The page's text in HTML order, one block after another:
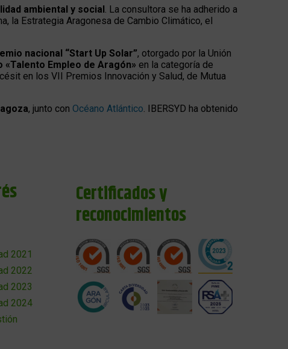
ambiental y social. La consultora se ha adherido a
la Estrategia Aragonesa de Cambio Climático, el
nacional “Start Up Solar”, otorgado por la Unión
«Talento Empleo de Aragón» en la categoría de
en los VII Premios Innovación y Salud, de Mutua
, junto con Océano Atlántico. IBERSYD ha obtenido
2021
2022
2023
2024
Certificados y
reconocimientos